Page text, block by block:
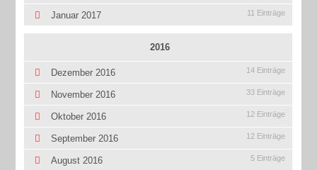
Januar 2017 11 Einträge
2016
Dezember 2016 14 Einträge
November 2016 33 Einträge
Oktober 2016 12 Einträge
September 2016 12 Einträge
August 2016 5 Einträge